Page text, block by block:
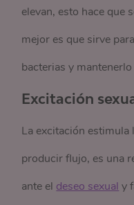
elevan, esto hace que
mejor es que sirve
bacterias y
Excitación
La excitación estimula
producir flujo, es una
ante el deseo sexual y